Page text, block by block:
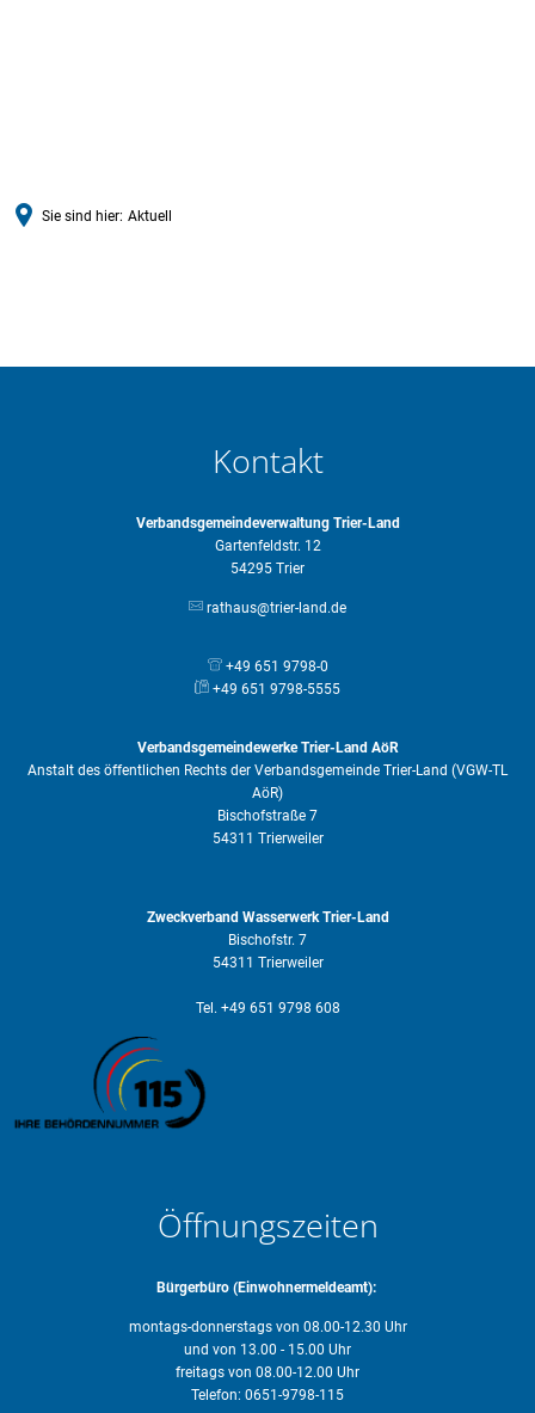
Sie sind hier: Aktuell
Kontakt
Verbandsgemeindeverwaltung Trier-Land
Gartenfeldstr. 12
54295 Trier
rathaus@trier-land.de
+49 651 9798-0
+49 651 9798-5555
Verbandsgemeindewerke Trier-Land AöR
Anstalt des öffentlichen Rechts der Verbandsgemeinde Trier-Land (VGW-TL
AöR)
Bischofstraße 7
54311 Trierweiler
Zweckverband Wasserwerk Trier-Land
Bischofstr. 7
54311 Trierweiler
Tel. +49 651 9798 608
Öffnungszeiten
Bürgerbüro (Einwohnermeldeamt):
montags-donnerstags von 08.00-12.30 Uhr
und von 13.00 - 15.00 Uhr
freitags von 08.00-12.00 Uhr
Telefon: 0651-9798-115